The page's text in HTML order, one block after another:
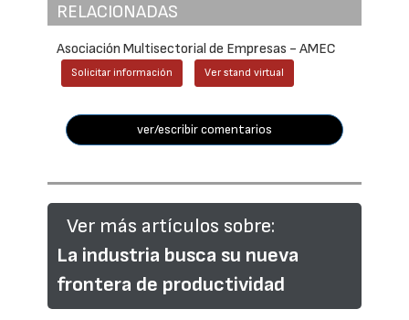
RELACIONADAS
Asociación Multisectorial de Empresas - AMEC
Solicitar información Ver stand virtual
ver/escribir comentarios
Ver más artículos sobre:
La industria busca su nueva
frontera de productividad